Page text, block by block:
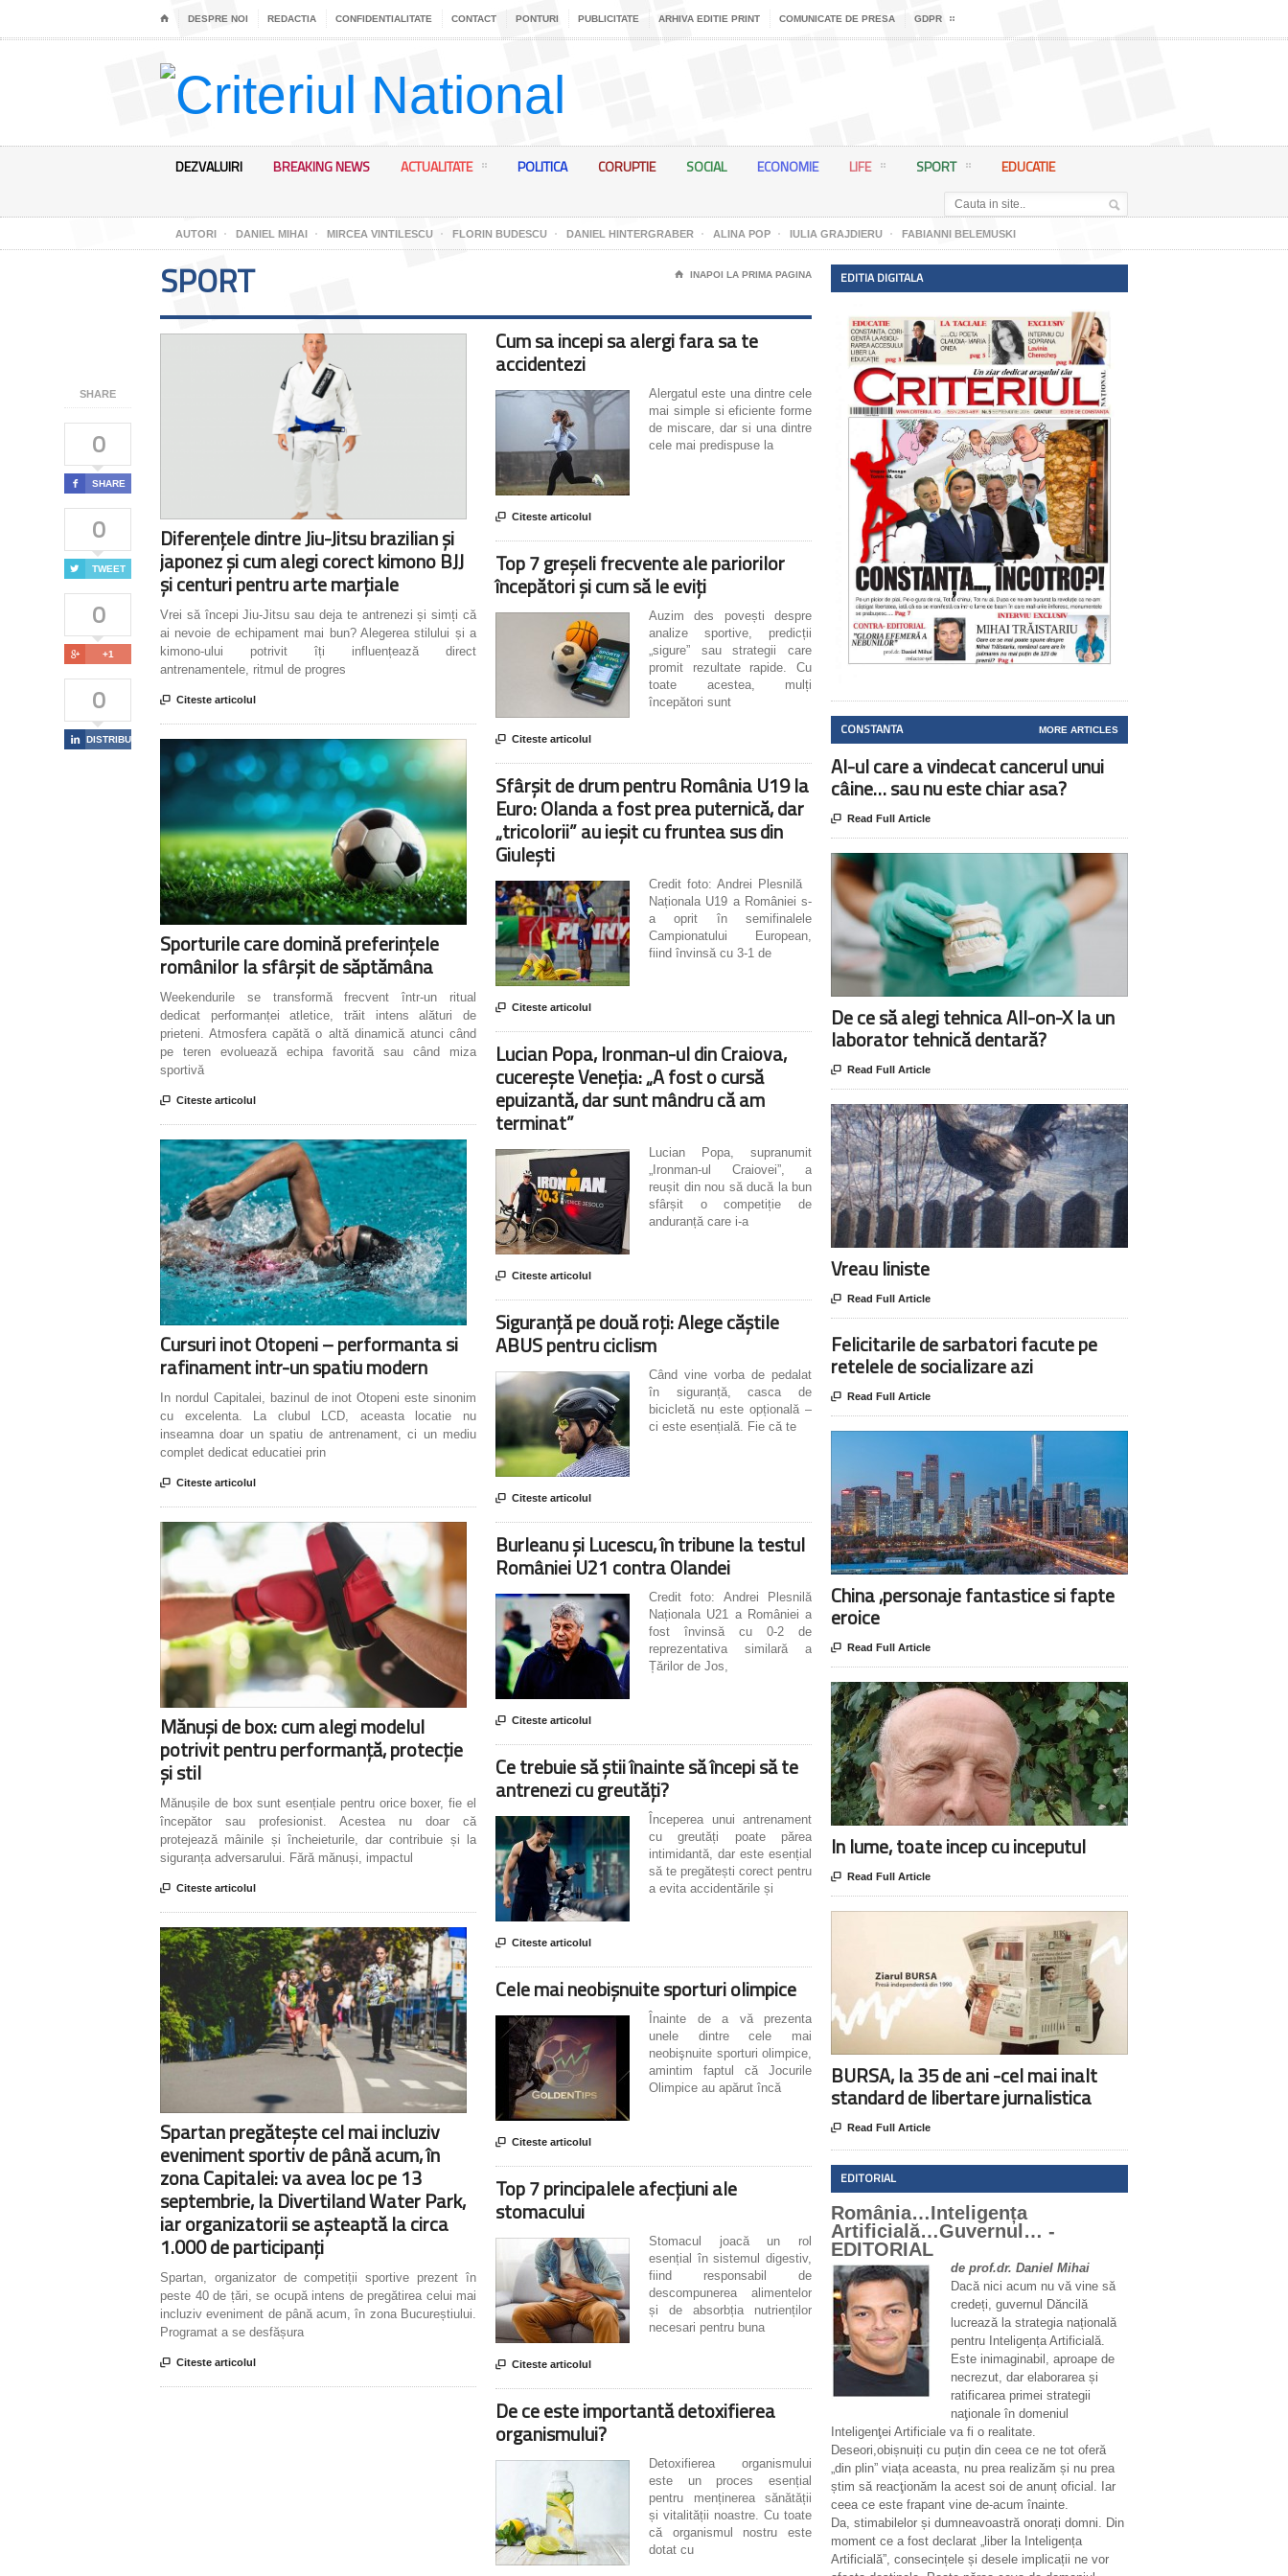
⌂ DESPRE NOI REDACTIA CONFIDENTIALITATE CONTACT PONTURI PUBLICITATE ARHIVA EDITIE PRINT COMUNICATE DE PRESA GDPR
DEZVALUIRI BREAKING NEWS ACTUALITATE POLITICA CORUPTIE SOCIAL ECONOMIE LIFE SPORT EDUCATIE
AUTORI DANIEL MIHAI MIRCEA VINTILESCU FLORIN BUDESCU DANIEL HINTERGRABER ALINA POP IULIA GRAJDIERU FABIANNI BELEMUSKI
SHARE
0
 SHARE
0
 TWEET
0
 +1
0
 DISTRIBUIE
SPORT ⌂ INAPOI LA PRIMA PAGINA
Diferențele dintre Jiu-Jitsu brazilian și
japonez și cum alegi corect kimono BJJ
și centuri pentru arte marțiale
Vrei să începi Jiu-Jitsu sau deja te antrenezi și simți că
ai nevoie de echipament mai bun? Alegerea stilului și a
kimono-ului potrivit îți influențează direct
antrenamentele, ritmul de progres
 Citeste articolul
Sporturile care domină preferințele
românilor la sfârșit de săptămâna
Weekendurile se transformă frecvent într-un ritual
dedicat performanței atletice, trăit intens alături de
prieteni. Atmosfera capătă o altă dinamică atunci când
pe teren evoluează echipa favorită sau când miza
sportivă
 Citeste articolul
Cursuri inot Otopeni – performanta si
rafinament intr-un spatiu modern
In nordul Capitalei, bazinul de inot Otopeni este sinonim
cu excelenta. La clubul LCD, aceasta locatie nu
inseamna doar un spatiu de antrenament, ci un mediu
complet dedicat educatiei prin
 Citeste articolul
Mănuși de box: cum alegi modelul
potrivit pentru performanță, protecție
și stil
Mănușile de box sunt esențiale pentru orice boxer, fie el
începător sau profesionist. Acestea nu doar că
protejează mâinile și încheieturile, dar contribuie și la
siguranța adversarului. Fără mănuși, impactul
 Citeste articolul
Spartan pregătește cel mai incluziv
eveniment sportiv de până acum, în
zona Capitalei: va avea loc pe 13
septembrie, la Divertiland Water Park,
iar organizatorii se așteaptă la circa
1.000 de participanți
Spartan, organizator de competiții sportive prezent în
peste 40 de țări, se ocupă intens de pregătirea celui mai
incluziv eveniment de până acum, în zona Bucureștiului.
Programat a se desfășura
 Citeste articolul
Cum sa incepi sa alergi fara sa te
accidentezi
Alergatul este una dintre cele
mai simple si eficiente forme
de miscare, dar si una dintre
cele mai predispuse la
 Citeste articolul
Top 7 greșeli frecvente ale pariorilor
începători și cum să le eviți
Auzim des povești despre
analize sportive, predicții
„sigure” sau strategii care
promit rezultate rapide. Cu
toate acestea, mulți
începători sunt
 Citeste articolul
Sfârșit de drum pentru România U19 la
Euro: Olanda a fost prea puternică, dar
„tricolorii” au ieșit cu fruntea sus din
Giulești
Credit foto: Andrei Plesnilă
Naționala U19 a României s-
a oprit în semifinalele
Campionatului European,
fiind învinsă cu 3-1 de
 Citeste articolul
Lucian Popa, Ironman-ul din Craiova,
cucerește Veneția: „A fost o cursă
epuizantă, dar sunt mândru că am
terminat”
Lucian Popa, supranumit
„Ironman-ul Craiovei”, a
reușit din nou să ducă la bun
sfârșit o competiție de
anduranță care i-a
 Citeste articolul
Siguranță pe două roți: Alege căștile
ABUS pentru ciclism
Când vine vorba de pedalat
în siguranță, casca de
bicicletă nu este opțională –
ci este esențială. Fie că te
 Citeste articolul
Burleanu și Lucescu, în tribune la testul
României U21 contra Olandei
Credit foto: Andrei Plesnilă
Naționala U21 a României a
fost învinsă cu 0-2 de
reprezentativa similară a
Țărilor de Jos,
 Citeste articolul
Ce trebuie să știi înainte să începi să te
antrenezi cu greutăți?
Începerea unui antrenament
cu greutăți poate părea
intimidantă, dar este esențial
să te pregătești corect pentru
a evita accidentările și
 Citeste articolul
Cele mai neobişnuite sporturi olimpice
Înainte de a vă prezenta
unele dintre cele mai
neobişnuite sporturi olimpice,
amintim faptul că Jocurile
Olimpice au apărut încă
 Citeste articolul
Top 7 principalele afecțiuni ale
stomacului
Stomacul joacă un rol
esențial în sistemul digestiv,
fiind responsabil de
descompunerea alimentelor
și de absorbția nutrienților
necesari pentru buna
 Citeste articolul
De ce este importantă detoxifierea
organismului?
Detoxifierea organismului
este un proces esențial
pentru menținerea sănătății
și vitalității noastre. Cu toate
că organismul nostru este
dotat cu
EDITIA DIGITALA
CONSTANTA MORE ARTICLES
AI-ul care a vindecat cancerul unui
câine… sau nu este chiar asa?
 Read Full Article
De ce să alegi tehnica All-on-X la un
laborator tehnică dentară?
 Read Full Article
Vreau liniste
 Read Full Article
Felicitarile de sarbatori facute pe
retelele de socializare azi
 Read Full Article
China ,personaje fantastice si fapte
eroice
 Read Full Article
In lume, toate incep cu inceputul
 Read Full Article
BURSA, la 35 de ani -cel mai inalt
standard de libertare jurnalistica
 Read Full Article
EDITORIAL
România…Inteligența
Artificială…Guvernul… -
EDITORIAL
de prof.dr. Daniel Mihai
Dacă nici acum nu vă vine să
credeți, guvernul Dăncilă
lucrează la strategia națională
pentru Inteligența Artificială.
Este inimaginabil, aproape de
necrezut, dar elaborarea și
ratificarea primei strategii
naţionale în domeniul
Inteligenţei Artificiale va fi o realitate.
Deseori,obișnuiți cu puțin din ceea ce ne tot oferă
„din plin” viața aceasta, nu prea realizăm și nu prea
știm să reacţionăm la acest soi de anunț oficial. Iar
ceea ce este frapant vine de-acum înainte.
Da, stimabilelor și dumneavoastră onorați domni. Din
moment ce a fost declarat „liber la Inteligența
Artificială”, consecințele și desele implicații ne vor